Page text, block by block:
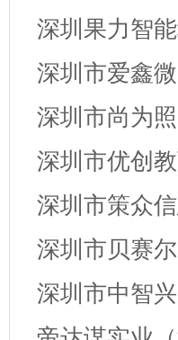
深圳果力智
深圳市爱鑫
深圳市尚为
深圳市优创
深圳市策众
深圳市贝赛
深圳市中智